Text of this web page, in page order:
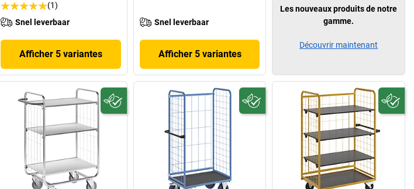
(1)
Snel leverbaar
Afficher 5 variantes
Snel leverbaar
Afficher 5 variantes
Les nouveaux produits de notre
gamme.
Découvrir maintenant